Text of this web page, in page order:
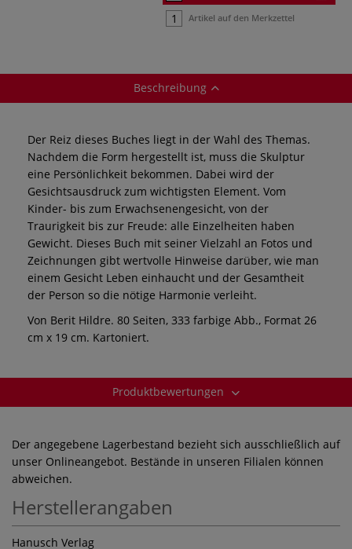
Artikel auf den Merkzettel
Beschreibung
Der Reiz dieses Buches liegt in der Wahl des Themas.
Nachdem die Form hergestellt ist, muss die Skulptur
eine Persönlichkeit bekommen. Dabei wird der
Gesichtsausdruck zum wichtigsten Element. Vom
Kinder- bis zum Erwachsenengesicht, von der
Traurigkeit bis zur Freude: alle Einzelheiten haben
Gewicht. Dieses Buch mit seiner Vielzahl an Fotos und
Zeichnungen gibt wertvolle Hinweise darüber, wie man
einem Gesicht Leben einhaucht und der Gesamtheit
der Person so die nötige Harmonie verleiht.
Von Berit Hildre. 80 Seiten, 333 farbige Abb., Format 26
cm x 19 cm. Kartoniert.
Produktbewertungen
Der angegebene Lagerbestand bezieht sich ausschließlich auf
unser Onlineangebot. Bestände in unseren Filialen können
abweichen.
Herstellerangaben
Hanusch Verlag